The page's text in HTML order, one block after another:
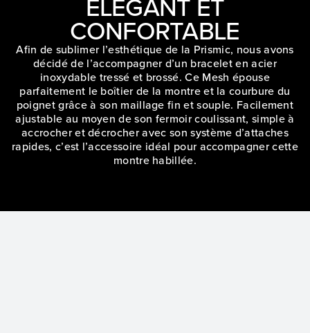
CONFORTABLE
Afin de sublimer l’esthétique de la Prismic, nous avons
décidé de l’accompagner d’un bracelet en acier
inoxydable tressé et brossé. Ce Mesh épouse
parfaitement le boîtier de la montre et la courbure du
poignet grâce à son maillage fin et souple. Facilement
ajustable au moyen de son fermoir coulissant, simple à
accrocher et décrocher avec son système d’attaches
rapides, c’est l’accessoire idéal pour accompagner cette
montre habillée.